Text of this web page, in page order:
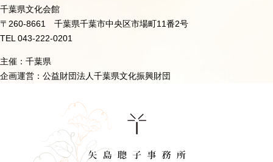
千葉県文化会館
〒260-8661 千葉県千葉市中央区市場町11番2号
TEL 043-222-0201
主催：千葉県
企画運営：公益財団法人千葉県文化振興財団